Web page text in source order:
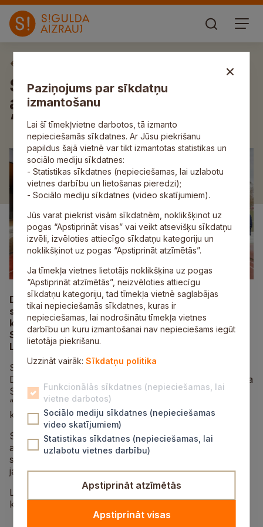
Siguldas Sporta centrā
aizvadītas sacensības
“Siguldas akvatlons 2026”
Devīto gadu pēc kārtas norisinājās peldēšanas un
skriešanas sacensības “Siguldas akvatlons 2026”,
kas šogad vienlaikus bija arī Latvijas čempionāts.
Sacensībās piedalījās 148 dalībnieki no visas
Latvijas.
Siguldas Sporta skolu pārstāvēja 32 jaunie sportisti,
Daugavpili – 23, klubu “Sharky” – 19, Mārupes novada
Sporta skolu – 11, Valmieras Sporta skolu – 9,
“Piramida Triathlon Club” – 9 un Baltijas Triatlona
klubu – 8 dalībnieki, kā arī citu sporta klubu pārstāvji.
Sportisti lieliski uzsāka jauno sezonu, uzrādot
augstvērtīgus rezultātus. Labākie sportisti šajās
sacensībās kvalificējās Latvijas pieaugušo, junioru un
jauniešu izlasēm.
Lieliskus rezultātus uzrādīja un uz goda pjedestāla
kāpa Siguldas Sporta Skolas audzēkņi:
Paziņojums par sīkdatņu
izmantošanu
Lai šī tīmekļvietne darbotos, tā izmanto
nepieciešamās sīkdatnes. Ar Jūsu piekrišanu
papildus šajā vietnē var tikt izmantotas statistikas un
sociālo mediju sīkdatnes:
- Statistikas sīkdatnes (nepieciešamas, lai uzlabotu
vietnes darbību un lietošanas pieredzi);
- Sociālo mediju sīkdatnes (video skatījumiem).
Jūs varat piekrist visām sīkdatnēm, noklikšķinot uz
pogas “Apstiprināt visas” vai veikt atsevišķu sīkdatņu
izvēli, izvēloties attiecīgo sīkdatņu kategoriju un
noklikšķinot uz pogas “Apstiprināt atzīmētās”.
Ja tīmekļa vietnes lietotājs noklikšķina uz pogas
“Apstiprināt atzīmētās”, neizvēloties attiecīgu
sīkdatņu kategoriju, tad tīmekļa vietnē saglabājas
tikai nepieciešamās sīkdatnes, kuras ir
nepieciešamas, lai nodrošinātu tīmekļa vietnes
darbību un kuru izmantošanai nav nepieciešams iegūt
lietotāja piekrišanu.
Uzzināt vairāk:Sīkdatņu politika
Funkcionālās sīkdatnes (nepieciešamas, lai
vietne darbotos)
Sociālo mediju sīkdatnes (nepieciešamas
video skatījumiem)
Statistikas sīkdatnes (nepieciešamas, lai
uzlabotu vietnes darbību)
Apstiprināt atzīmētās
Apstiprināt visas